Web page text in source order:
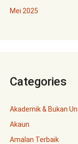
Mei 2025
Categories
Akademik & Bukan
Akaun
Amalan Terbaik